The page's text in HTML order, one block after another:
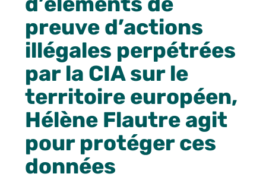
preuve d’actions
illégales perpétrées
par la CIA sur le
territoire européen,
Hélène Flautre agit
pour protéger ces
données